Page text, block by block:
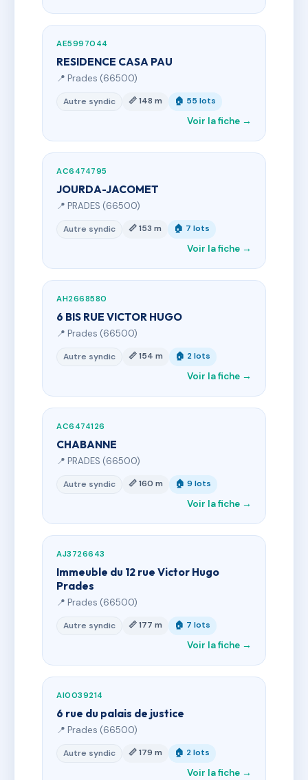
AE5997044
RESIDENCE CASA PAU
📍 Prades (66500)
Autre syndic 📏 148 m 🏠 55 lots
Voir la fiche →
AC6474795
JOURDA-JACOMET
📍 PRADES (66500)
Autre syndic 📏 153 m 🏠 7 lots
Voir la fiche →
AH2668580
6 BIS RUE VICTOR HUGO
📍 Prades (66500)
Autre syndic 📏 154 m 🏠 2 lots
Voir la fiche →
AC6474126
CHABANNE
📍 PRADES (66500)
Autre syndic 📏 160 m 🏠 9 lots
Voir la fiche →
AJ3726643
Immeuble du 12 rue Victor Hugo
Prades
📍 Prades (66500)
Autre syndic 📏 177 m 🏠 7 lots
Voir la fiche →
AI0039214
6 rue du palais de justice
📍 Prades (66500)
Autre syndic 📏 179 m 🏠 2 lots
Voir la fiche →